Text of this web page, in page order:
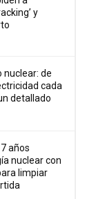
y
nuclear: de
cada
detallado
años
nuclear con
limpiar